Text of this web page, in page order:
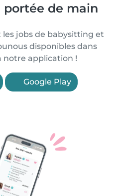
portée de main
jobs de babysitting et
disponibles dans
notre application !
Google Play